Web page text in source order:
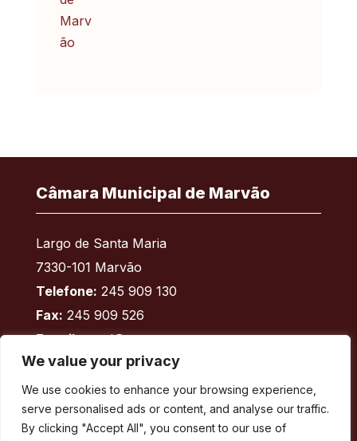
We value your privacy
We use cookies to enhance your browsing experience,
serve personalised ads or content, and analyse our traffic.
By clicking "Accept All", you consent to our use of
Câmara Municipal de Marvão
Largo de Santa Maria
7330-101 Marvão
Telefone: 245 909 130
Fax: 245 909 526
E-mail: geral@cm-marvao.pt
Facebook
RSS YouTubeInstagram